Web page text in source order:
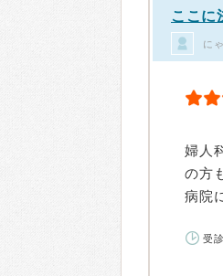
ここに
に
婦人
の方
病院
受